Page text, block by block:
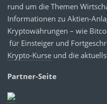
rund um die Themen
Informationen zu Aktien-
Kryptowährungen – wie
für Einsteiger und
Krypto-Kurse und die
Partner-Seite